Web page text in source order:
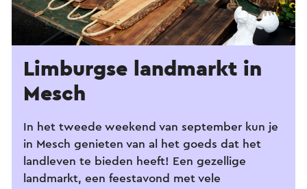
Limburgse landmarkt in
Mesch
In het tweede weekend van september kun je
in Mesch genieten van al het goeds dat het
landleven te bieden heeft! Een gezellige
landmarkt, een feestavond met vele